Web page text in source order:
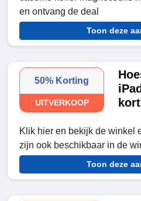
en ontvang de deal
Toon deze
50% Korting
UITVERKOOP
Klik hier en bekijk de winkel
zijn ook beschikbaar in de
Toon deze